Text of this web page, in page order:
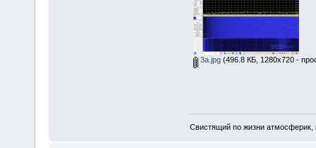
3а.jpg(496.8 КБ, 1280x720 -
Свистящий по жизни